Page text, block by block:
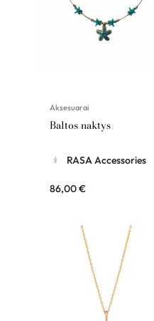
Aksesuarai
Baltos naktys
RASA Accessories
86,00€